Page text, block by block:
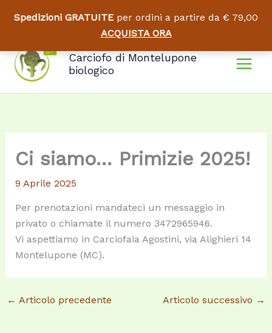
Spedizioni GRATUITE per ordini a partire da € 79,00
ACQUISTA ORA
contenuto
Carciofo di Montelupone
biologico
Ci siamo… Primizie 2025!
9 Aprile 2025
Per prenotazioni mandateci un messaggio in
privato o chiamate il numero 3472965946.
Vi aspettiamo in Carciofaia Agostini, via Alighieri 14
Montelupone (MC).
← Articolo precedente Articolo successivo →